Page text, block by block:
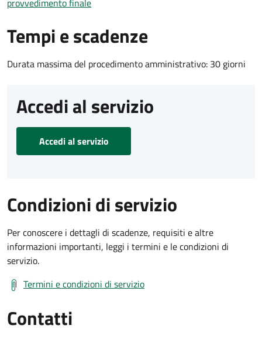
Tempi e scadenze
Durata massima del procedimento amministrativo: 30 giorni
Accedi al servizio
Accedi al servizio
Condizioni di servizio
Per conoscere i dettagli di scadenze, requisiti e altre
informazioni importanti, leggi i termini e le condizioni di
servizio.
Termini e condizioni di servizio
Contatti